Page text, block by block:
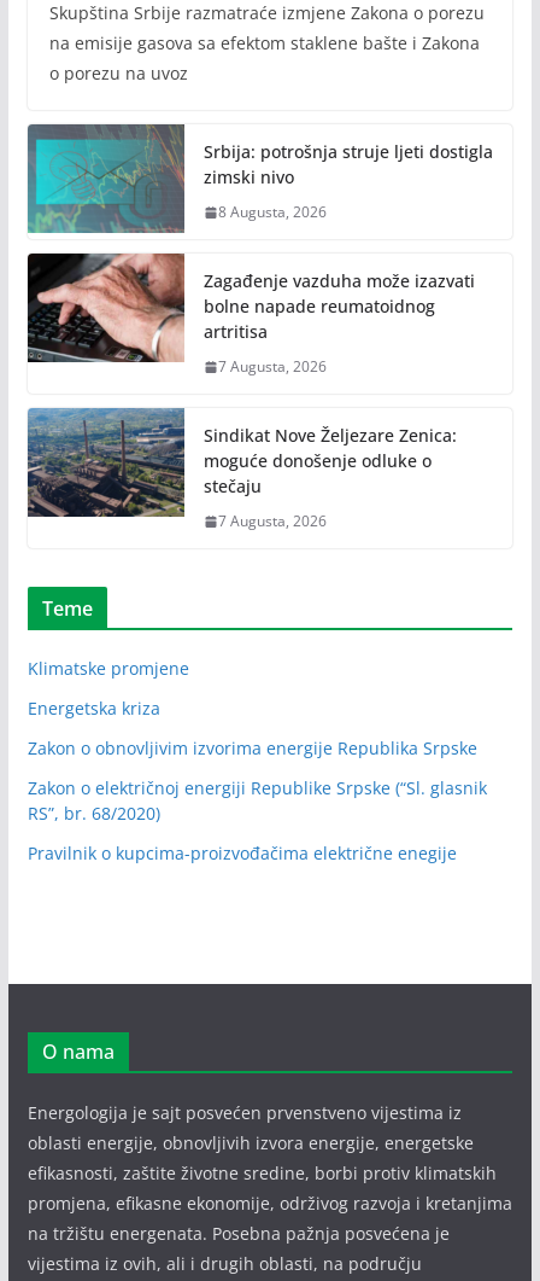
Skupština Srbije razmatraće izmjene Zakona o porezu
na emisije gasova sa efektom staklene bašte i Zakona
o porezu na uvoz
Srbija: potrošnja struje ljeti dostigla
zimski nivo
8 Augusta, 2026
Zagađenje vazduha može izazvati
bolne napade reumatoidnog
artritisa
7 Augusta, 2026
Sindikat Nove Željezare Zenica:
moguće donošenje odluke o
stečaju
7 Augusta, 2026
Teme
Klimatske promjene
Energetska kriza
Zakon o obnovljivim izvorima energije Republika Srpske
Zakon o električnoj energiji Republike Srpske (“Sl. glasnik
RS”, br. 68/2020)
Pravilnik o kupcima-proizvođačima električne enegije
O nama
Energologija je sajt posvećen prvenstveno vijestima iz
oblasti energije, obnovljivih izvora energije, energetske
efikasnosti, zaštite životne sredine, borbi protiv klimatskih
promjena, efikasne ekonomije, održivog razvoja i kretanjima
na tržištu energenata. Posebna pažnja posvećena je
vijestima iz ovih, ali i drugih oblasti, na području